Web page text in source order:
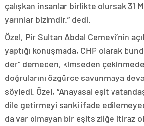
çalışkan insanlar birlikte olursak 31
yarınlar bizimdir.” dedi.
Özel, Pir Sultan Abdal Cemevi’nin
yaptığı konuşmada, CHP olarak
der” demeden, kimseden
doğrularını özgürce savunmaya
söyledi. Özel, “Anayasal eşit
dile getirmeyi sanki ifade
da var olmayan bir eşitsizliğe itiraz